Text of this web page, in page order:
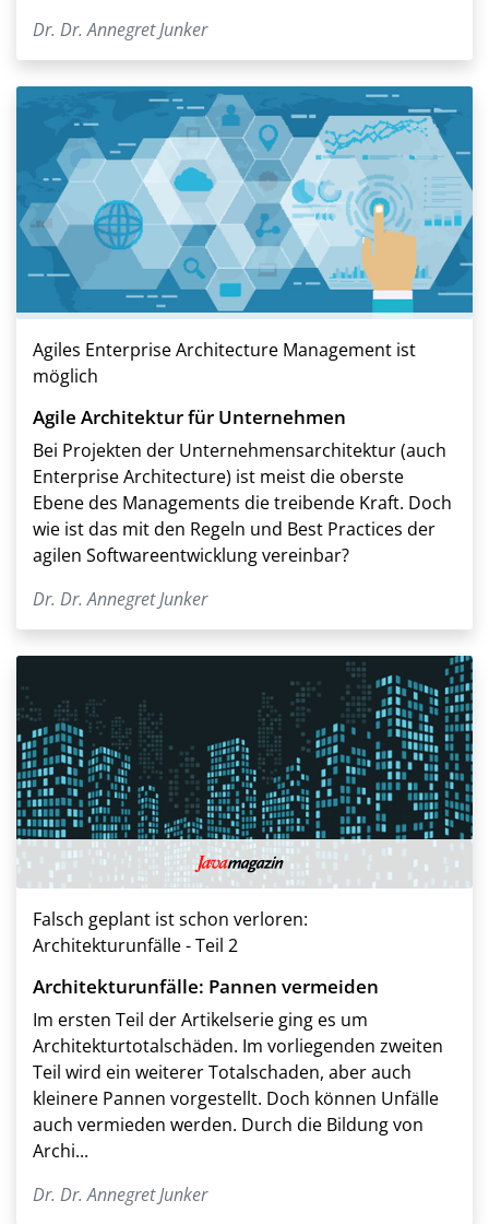
Dr. Dr. Annegret Junker
Agiles Enterprise Architecture Management ist
möglich
Agile Architektur für Unternehmen
Bei Projekten der Unternehmensarchitektur (auch
Enterprise Architecture) ist meist die oberste
Ebene des Managements die treibende Kraft. Doch
wie ist das mit den Regeln und Best Practices der
agilen Softwareentwicklung vereinbar?
Dr. Dr. Annegret Junker
Falsch geplant ist schon verloren:
Architekturunfälle - Teil 2
Architekturunfälle: Pannen vermeiden
Im ersten Teil der Artikelserie ging es um
Architekturtotalschäden. Im vorliegenden zweiten
Teil wird ein weiterer Totalschaden, aber auch
kleinere Pannen vorgestellt. Doch können Unfälle
auch vermieden werden. Durch die Bildung von
Archi...
Dr. Dr. Annegret Junker